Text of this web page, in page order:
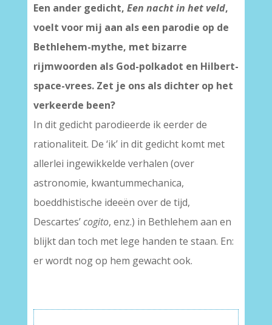
Een ander gedicht, Een nacht in het veld,
voelt voor mij aan als een parodie op de
Bethlehem-mythe, met bizarre
rijmwoorden als God-polkadot en Hilbert-
space-vrees. Zet je ons als dichter op het
verkeerde been?
In dit gedicht parodieerde ik eerder de
rationaliteit. De ‘ik’ in dit gedicht komt met
allerlei ingewikkelde verhalen (over
astronomie, kwantummechanica,
boeddhistische ideeën over de tijd,
Descartes’cogito, enz.) in Bethlehem aan en
blijkt dan toch met lege handen te staan. En:
er wordt nog op hem gewacht ook.